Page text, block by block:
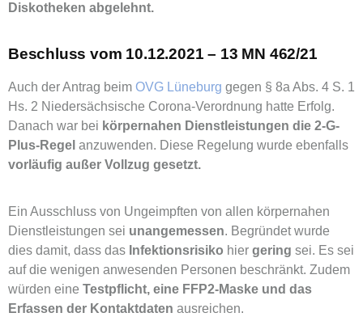
Diskotheken abgelehnt.
Beschluss vom 10.12.2021 – 13 MN 462/21
Auch der Antrag beim OVG Lüneburg gegen § 8a Abs. 4 S. 1
Hs. 2 Niedersächsische Corona-Verordnung hatte Erfolg.
Danach war bei körpernahen Dienstleistungen die 2-G-
Plus-Regel anzuwenden. Diese Regelung wurde ebenfalls
vorläufig außer Vollzug gesetzt.
Ein Ausschluss von Ungeimpften von allen körpernahen
Dienstleistungen sei unangemessen. Begründet wurde
dies damit, dass das Infektionsrisiko hier gering sei. Es sei
auf die wenigen anwesenden Personen beschränkt. Zudem
würden eine Testpflicht, eine FFP2-Maske und das
Erfassen der Kontaktdaten ausreichen.